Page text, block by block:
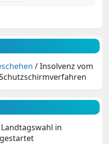
/Insolvenz vom
in